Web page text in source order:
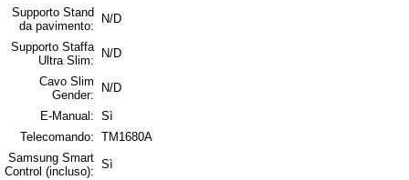
Supporto Stand
da pavimento:
N/D
Supporto Staffa
Ultra Slim:
N/D
Cavo Slim
Gender:
N/D
E-Manual: Sì
Telecomando: TM1680A
Samsung Smart
Control (incluso):
Sì